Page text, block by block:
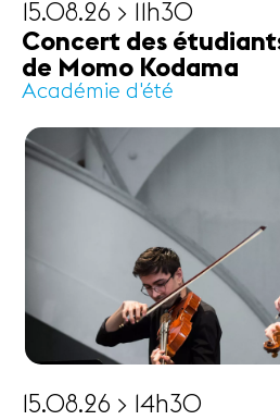
15.08.26 > 11h30
Concert des
de Momo Kodama
Académie d'été
15.08.26 > 14h30